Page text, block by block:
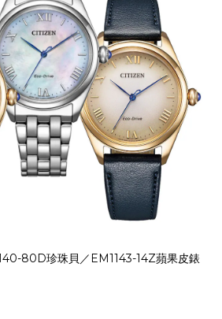
80D珍珠貝／EM1143-14Z蘋果皮錶